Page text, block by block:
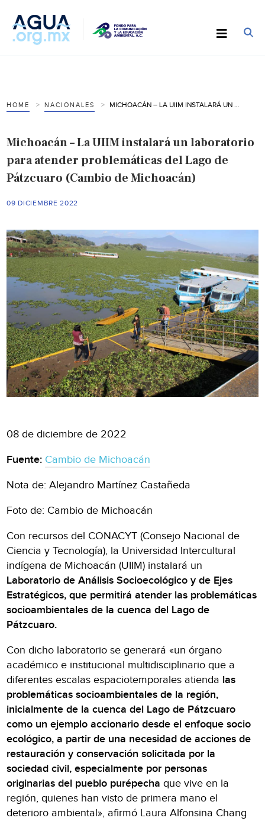
HOME NACIONALES
Michoacán – La UIIM instalará un laboratorio
para atender problemáticas del Lago de
Pátzcuaro (Cambio de Michoacán)
09 DICIEMBRE 2022
08 de diciembre de 2022
Fuente: Cambio de Michoacán
Nota de: Alejandro Martínez Castañeda
Foto de: Cambio de Michoacán
Con recursos del CONACYT (Consejo Nacional de
Ciencia y Tecnología), la Universidad Intercultural
indígena de Michoacán (UIIM) instalará un
Laboratorio de Análisis Socioecológico y de Ejes
Estratégicos, que permitirá atender las problemáticas
socioambientales de la cuenca del Lago de
Pátzcuaro.
Con dicho laboratorio se generará «un órgano
académico e institucional multidisciplinario que a
diferentes escalas espaciotemporales atienda las
problemáticas socioambientales de la región,
inicialmente de la cuenca del Lago de Pátzcuaro
como un ejemplo accionario desde el enfoque socio
ecológico, a partir de una necesidad de acciones de
restauración y conservación solicitada por la
sociedad civil, especialmente por personas
originarias del pueblo purépecha que vive en la
región, quienes han visto de primera mano el
deterioro ambiental», afirmó Laura Alfonsina Chang